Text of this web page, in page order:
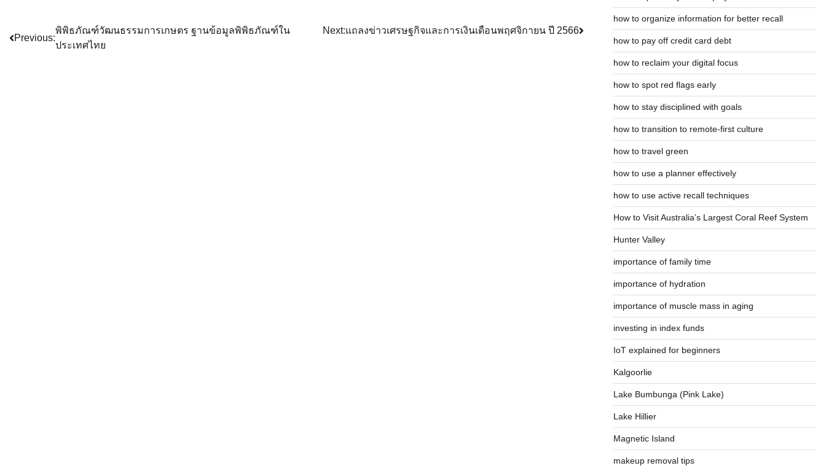
Post
Previous:
พิพิธภัณฑ์วัฒนธรรมการเกษตร ฐานข้อมูลพิพิธภัณฑ์ใน
ประเทศไทย
Next:แถลงข่าวเศรษฐกิจและการเงินเดือนพฤศจิกายน ปี 2566
how to organize information for better recall
how to pay off credit card debt
how to reclaim your digital focus
how to spot red flags early
how to stay disciplined with goals
how to transition to remote-first culture
how to travel green
how to use a planner effectively
how to use active recall techniques
How to Visit Australia’s Largest Coral Reef System
Hunter Valley
importance of family time
importance of hydration
importance of muscle mass in aging
investing in index funds
IoT explained for beginners
Kalgoorlie
Lake Bumbunga (Pink Lake)
Lake Hillier
Magnetic Island
makeup removal tips